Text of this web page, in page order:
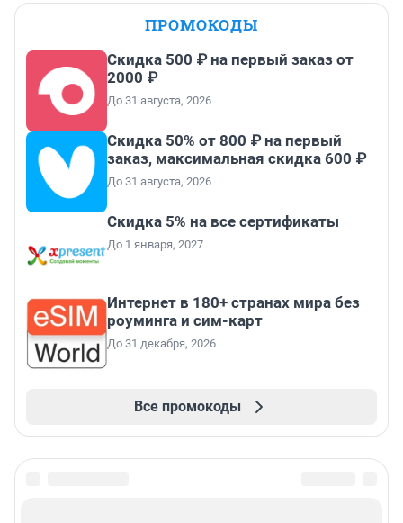
ПРОМОКОДЫ
Скидка 500 ₽ на первый заказ от
2000 ₽
До 31 августа, 2026
Скидка 50% от 800 ₽ на первый
заказ, максимальная скидка 600 ₽
До 31 августа, 2026
Скидка 5% на все сертификаты
До 1 января, 2027
Интернет в 180+ странах мира без
роуминга и сим-карт
До 31 декабря, 2026
Все промокоды